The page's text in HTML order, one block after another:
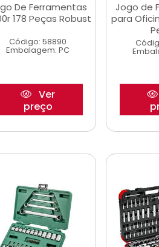
De Ferramentas
178 Peças Robust
Código: 58890
Embalagem: PC
Ver
preço
Jogo de
para